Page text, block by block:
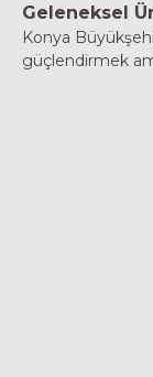
Geleneksel
Konya
güçlendirmek